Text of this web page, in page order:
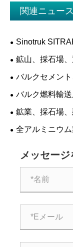
関連ニュース
Sinotruk
ディーゼル、ガ
鉱山、採石場
ミトレーラー購
バルクセメン
送用の 4 軸セメ
バルク燃料輸
ー: 用途、仕様
鉱業、採石場
ンプセミトレー
全アルミニウ
メッセー